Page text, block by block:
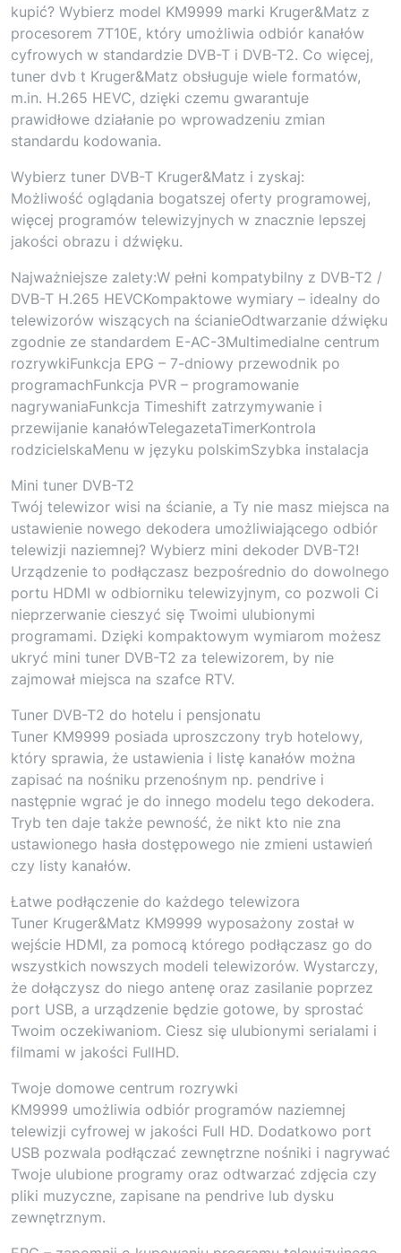
kupić? Wybierz model KM9999 marki Kruger&Matz z
procesorem 7T10E, który umożliwia odbiór kanałów
cyfrowych w standardzie DVB-T i DVB-T2. Co więcej,
tuner dvb t Kruger&Matz obsługuje wiele formatów,
m.in. H.265 HEVC, dzięki czemu gwarantuje
prawidłowe działanie po wprowadzeniu zmian
standardu kodowania.
Wybierz tuner DVB-T Kruger&Matz i zyskaj:
Możliwość oglądania bogatszej oferty programowej,
więcej programów telewizyjnych w znacznie lepszej
jakości obrazu i dźwięku.
Najważniejsze zalety:W pełni kompatybilny z DVB-T2 /
DVB-T H.265 HEVCKompaktowe wymiary – idealny do
telewizorów wiszących na ścianieOdtwarzanie dźwięku
zgodnie ze standardem E-AC-3Multimedialne centrum
rozrywkiFunkcja EPG – 7-dniowy przewodnik po
programachFunkcja PVR – programowanie
nagrywaniaFunkcja Timeshift zatrzymywanie i
przewijanie kanałówTelegazetaTimerKontrola
rodzicielskaMenu w języku polskimSzybka instalacja
Mini tuner DVB-T2
Twój telewizor wisi na ścianie, a Ty nie masz miejsca na
ustawienie nowego dekodera umożliwiającego odbiór
telewizji naziemnej? Wybierz mini dekoder DVB-T2!
Urządzenie to podłączasz bezpośrednio do dowolnego
portu HDMI w odbiorniku telewizyjnym, co pozwoli Ci
nieprzerwanie cieszyć się Twoimi ulubionymi
programami. Dzięki kompaktowym wymiarom możesz
ukryć mini tuner DVB-T2 za telewizorem, by nie
zajmował miejsca na szafce RTV.
Tuner DVB-T2 do hotelu i pensjonatu
Tuner KM9999 posiada uproszczony tryb hotelowy,
który sprawia, że ustawienia i listę kanałów można
zapisać na nośniku przenośnym np. pendrive i
następnie wgrać je do innego modelu tego dekodera.
Tryb ten daje także pewność, że nikt kto nie zna
ustawionego hasła dostępowego nie zmieni ustawień
czy listy kanałów.
Łatwe podłączenie do każdego telewizora
Tuner Kruger&Matz KM9999 wyposażony został w
wejście HDMI, za pomocą którego podłączasz go do
wszystkich nowszych modeli telewizorów. Wystarczy,
że dołączysz do niego antenę oraz zasilanie poprzez
port USB, a urządzenie będzie gotowe, by sprostać
Twoim oczekiwaniom. Ciesz się ulubionymi serialami i
filmami w jakości FullHD.
Twoje domowe centrum rozrywki
KM9999 umożliwia odbiór programów naziemnej
telewizji cyfrowej w jakości Full HD. Dodatkowo port
USB pozwala podłączać zewnętrzne nośniki i nagrywać
Twoje ulubione programy oraz odtwarzać zdjęcia czy
pliki muzyczne, zapisane na pendrive lub dysku
zewnętrznym.